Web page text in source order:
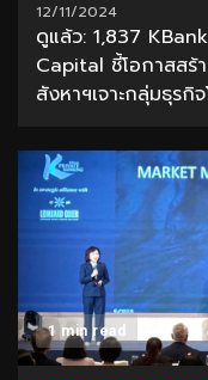
12/11/2024
ดูแล้ว: 1,837
Capital ชี้โอกาสสร้
สังหาฯเจาะกลุ่มธุรกิ
1 min read